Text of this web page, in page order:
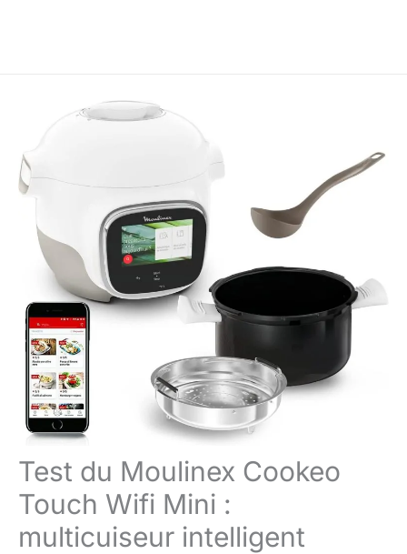
Test du Moulinex Cookeo
Touch Wifi Mini :
multicuiseur intelligent